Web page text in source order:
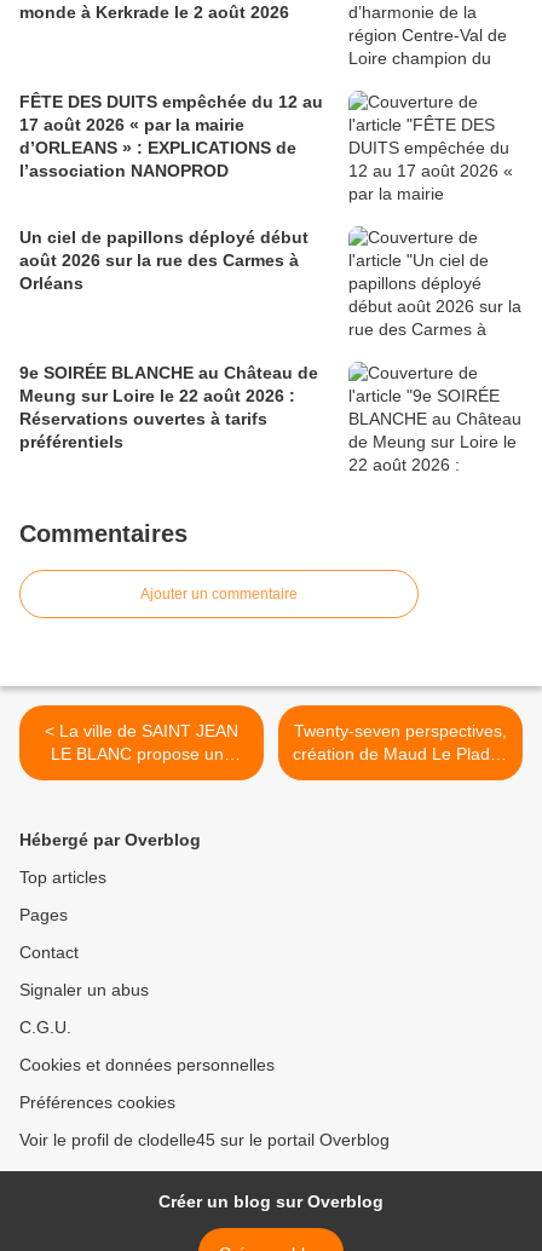
monde à Kerkrade le 2 août 2026
FÊTE DES DUITS empêchée du 12 au
17 août 2026 « par la mairie
d’ORLEANS » : EXPLICATIONS de
l’association NANOPROD
Un ciel de papillons déployé début
août 2026 sur la rue des Carmes à
Orléans
9e SOIRÉE BLANCHE au Château de
Meung sur Loire le 22 août 2026 :
Réservations ouvertes à tarifs
préférentiels
Commentaires
Ajouter un commentaire
< La ville de SAINT JEAN
LE BLANC propose une
programmation culturelle
Twenty-seven perspectives,
création de Maud Le Pladec
les 10 et 11 janvier 2019 à
Hébergé par Overblog
Top articles
Pages
Contact
Signaler un abus
C.G.U.
Cookies et données personnelles
Préférences cookies
Voir le profil de clodelle45 sur le portail Overblog
Créer un blog sur Overblog